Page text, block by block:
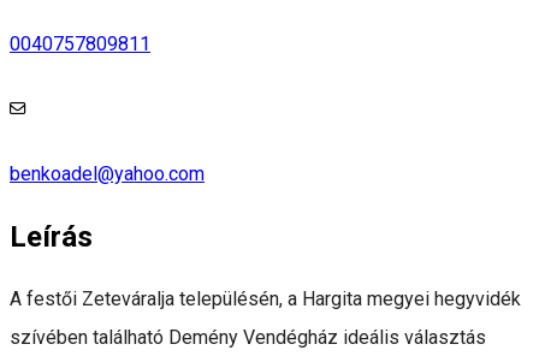
0040757809811
benkoadel@yahoo.com
Leírás
A festői Zeteváralja településén, a Hargita megyei hegyvidék
szívében található Demény Vendégház ideális választás